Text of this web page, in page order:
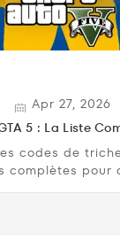
Apr 27, 2026
5 : La Liste
codes de
complètes pour
santé